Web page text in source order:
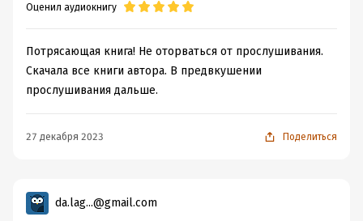
Оценил аудиокнигу
Потрясающая книга! Не оторваться от прослушивания.
Скачала все книги автора. В предвкушении
прослушивания дальше.
27 декабря 2023 Поделиться
da.lag...@gmail.com